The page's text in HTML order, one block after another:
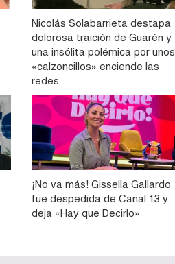
Nicolás Solabarrieta destapa
dolorosa traición de Guarén y
una insólita polémica por unos
«calzoncillos» enciende las
redes
¡No va más! Gissella Gallardo
fue despedida de Canal 13 y
deja «Hay que Decirlo»